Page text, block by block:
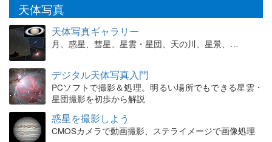
天体写真
天体写真ギャラリー
月、惑星、彗星、星雲・星団、天の川、星景、…
デジタル天体写真入門
PCソフトで撮影＆処理。明るい場所でもできる星雲・
星団撮影を初歩から解説
惑星を撮影しよう
CMOSカメラで動画撮影、ステライメージで画像処理